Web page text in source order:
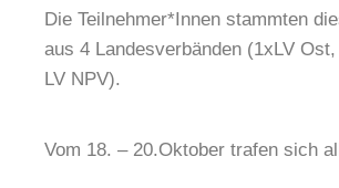
Die Teilnehmer*Innen stammten
aus 4 Landesverbänden (1xLV
LV NPV).
Vom 18. – 20.Oktober trafen sich